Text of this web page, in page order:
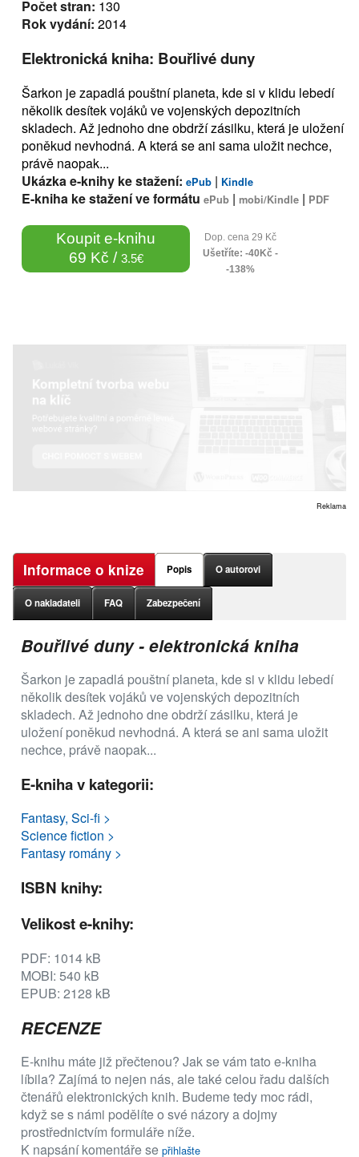
Počet stran: 130
Rok vydání: 2014
Elektronická kniha: Bouřlivé duny
Šarkon je zapadlá pouštní planeta, kde si v klidu lebedí
několik desítek vojáků ve vojenských depozitních
skladech. Až jednoho dne obdrží zásilku, která je uložení
poněkud nevhodná. A která se ani sama uložit nechce,
právě naopak...
Ukázka e-knihy ke stažení: ePub | Kindle
E-kniha ke stažení ve formátu ePub | mobi/Kindle | PDF
Koupit e-knihu
69 Kč / 3.5€
Dop. cena 29 Kč
Ušetříte: -40Kč -
-138%
Reklama
Informace o knize Popis O autorovi
O nakladateli FAQ Zabezpečení
Bouřlivé duny - elektronická kniha
Šarkon je zapadlá pouštní planeta, kde si v klidu lebedí
několik desítek vojáků ve vojenských depozitních
skladech. Až jednoho dne obdrží zásilku, která je
uložení poněkud nevhodná. A která se ani sama uložit
nechce, právě naopak...
E-kniha v kategorii:
Fantasy, Sci-fi >
Science fiction >
Fantasy romány >
ISBN knihy:
Velikost e-knihy:
PDF: 1014 kB
MOBI: 540 kB
EPUB: 2128 kB
RECENZE
E-knihu máte již přečtenou? Jak se vám tato e-kniha
líbila? Zajímá to nejen nás, ale také celou řadu dalších
čtenářů elektronických knih. Budeme tedy moc rádi,
když se s námi podělíte o své názory a dojmy
prostřednictvím formuláře níže.
K napsání komentáře se přihlašte